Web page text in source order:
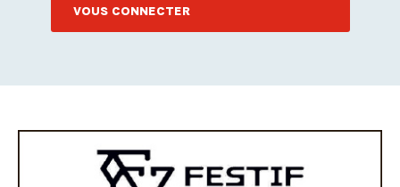
VOUS CONNECTER